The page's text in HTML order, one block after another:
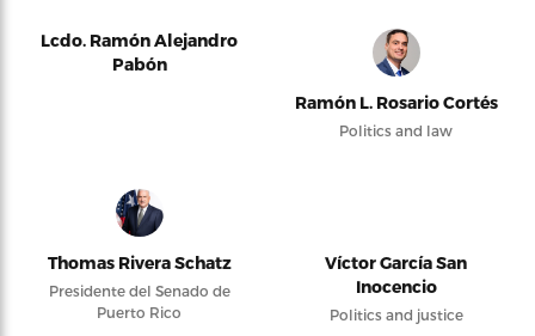
Lcdo. Ramón Alejandro
Pabón
Ramón L. Rosario Cortés
Politics and law
Thomas Rivera Schatz
Presidente del Senado de
Puerto Rico
Víctor García San
Inocencio
Politics and justice